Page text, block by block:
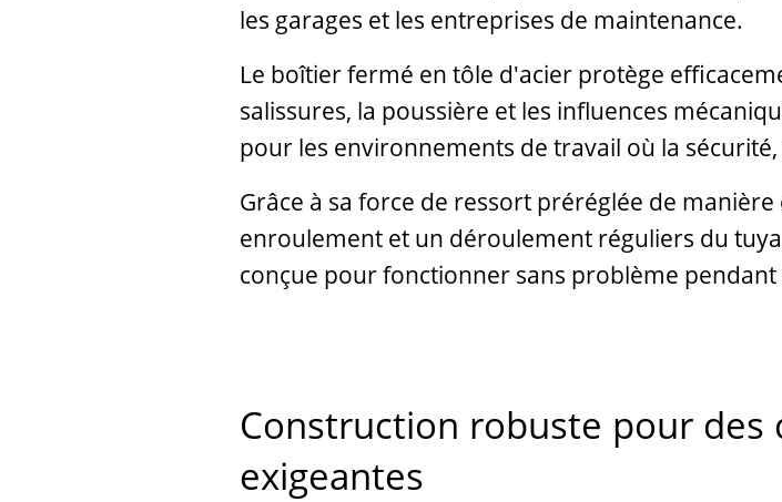
les garages et les entreprises de maintenance.
Le boîtier fermé en tôle d'acier protège
salissures, la poussière et les influences
pour les environnements de travail où la
Grâce à sa force de ressort préréglée de
enroulement et un déroulement réguliers du
conçue pour fonctionner sans problème
Construction robuste pour
exigeantes